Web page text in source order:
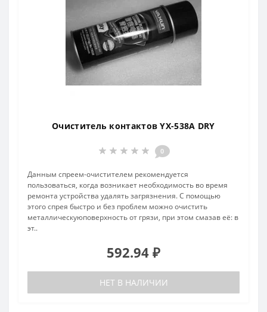
Очиститель контактов YX-538A DRY
0
Данным спреем-очистителем рекомендуется
пользоваться, когда возникает необходимость во время
ремонта устройства удалять загрязнения. С помощью
этого спрея быстро и без проблем можно очистить
металлическуюповерхность от грязи, при этом смазав её: в
эт..
592.94 ₽
НЕТ В НАЛИЧИИ